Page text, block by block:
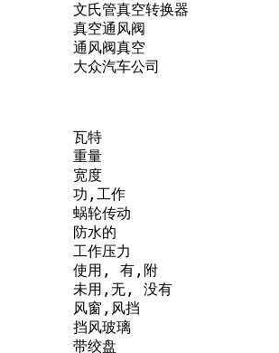
文氏管真空转换器
真空通风阀
通风阀真空
大众汽车公司
瓦特
重量
宽度
功,工作
蜗轮传动
防水的
工作压力
使用, 有,附
未用,无, 没有
风窗,风挡
挡风玻璃
带绞盘